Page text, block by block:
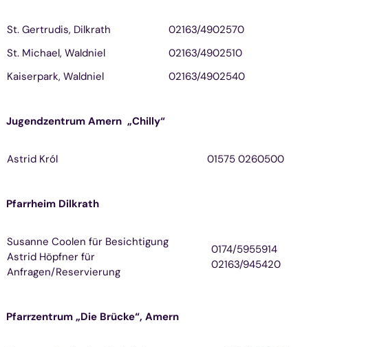
St. Gertrudis, Dilkrath
02163/4902570
St. Michael, Waldniel
02163/4902510
Kaiserpark, Waldniel
02163/4902540
Jugendzentrum Amern „Chilly“
Astrid Król 01575 0260500
Pfarrheim Dilkrath
Susanne Coolen für Besichtigung
Astrid Höpfner für
Anfragen/Reservierung
0174/5955914
02163/945420
Pfarrzentrum „Die Brücke“, Amern